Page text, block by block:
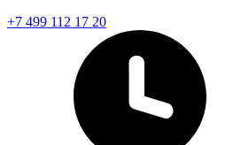
+7 499 112 17 20